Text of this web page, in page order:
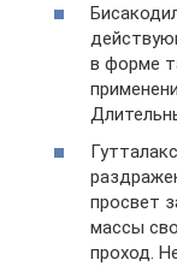
в форме
просвет
массы
проход.